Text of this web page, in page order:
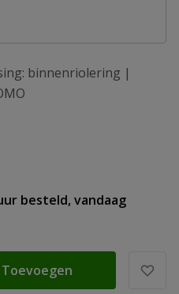
binnenriolering |
besteld, vandaag
Toevoegen